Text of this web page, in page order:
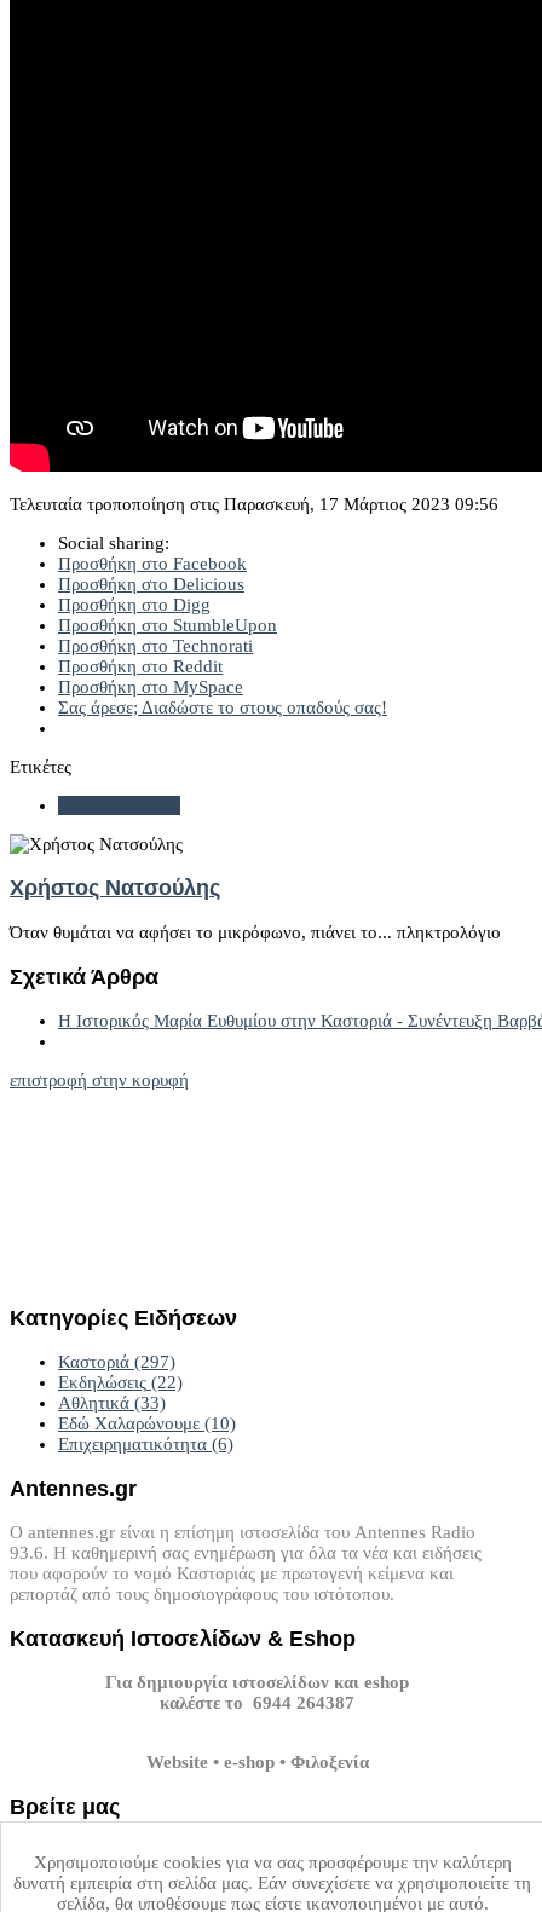
Τελευταία τροποποίηση στις Παρασκευή, 17 Μάρτιος 2023 09:56
Social sharing:
Προσθήκη στο Facebook
Προσθήκη στο Delicious
Προσθήκη στο Digg
Προσθήκη στο StumbleUpon
Προσθήκη στο Technorati
Προσθήκη στο Reddit
Προσθήκη στο MySpace
Σας άρεσε; Διαδώστε το στους οπαδούς σας!
Ετικέτες
Χρήστος Νατσούλης
Όταν θυμάται να αφήσει το μικρόφωνο, πιάνει το... πληκτρολόγιο
Σχετικά Άρθρα
Η Ιστορικός Μαρία Ευθυμίου στην Καστοριά - Συνέντευξη
επιστροφή στην κορυφή
Κατηγορίες Ειδήσεων
Καστοριά (297)
Εκδηλώσεις (22)
Αθλητικά (33)
Εδώ Χαλαρώνουμε (10)
Επιχειρηματικότητα (6)
Antennes.gr
Ο antennes.gr είναι η επίσημη ιστοσελίδα του Antennes Radio
93.6. Η καθημερινή σας ενημέρωση για όλα τα νέα και ειδήσεις
που αφορούν το νομό Καστοριάς με πρωτογενή κείμενα και
ρεπορτάζ από τους δημοσιογράφους του ιστότοπου.
Κατασκευή Ιστοσελίδων & Eshop
Για δημιουργία ιστοσελίδων και eshop
καλέστε το 6944 264387
Website • e-shop • Φιλοξενία
Βρείτε μας
Επισκεφτείτε τα κοινωνικά μέσα δικτύωσης του antennes.gr.
Facebook TwitterYoutube GPlus Instagram
Χρησιμοποιούμε cookies για να σας προσφέρουμε την καλύτερη
δυνατή εμπειρία στη σελίδα μας. Εάν συνεχίσετε να χρησιμοποιείτε τη
σελίδα, θα υποθέσουμε πως είστε ικανοποιημένοι με αυτό.